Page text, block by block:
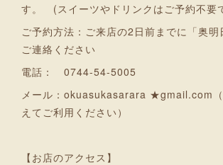
す。 (スイーツやドリンクはご予約不要
ご予約方法：ご来店の2日前までに「奥
ご連絡ください
電話： 0744-54-5005
メール：okuasukasarara ★gmail.com
えてご利用ください）
【お店のアクセス】